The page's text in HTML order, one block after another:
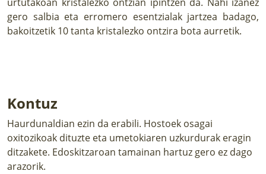
gero salbia eta erromero esentzialak jartzea badago,
bakoitzetik 10 tanta kristalezko ontzira bota aurretik.
Kontuz
Haurdunaldian ezin da erabili. Hostoek osagai
oxitozikoak dituzte eta umetokiaren uzkurdurak eragin
ditzakete. Edoskitzaroan tamainan hartuz gero ez dago
arazorik.